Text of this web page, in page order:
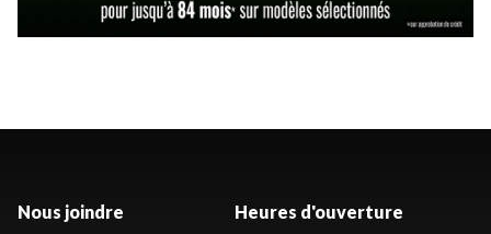
Nous joindre Heures d'ouverture